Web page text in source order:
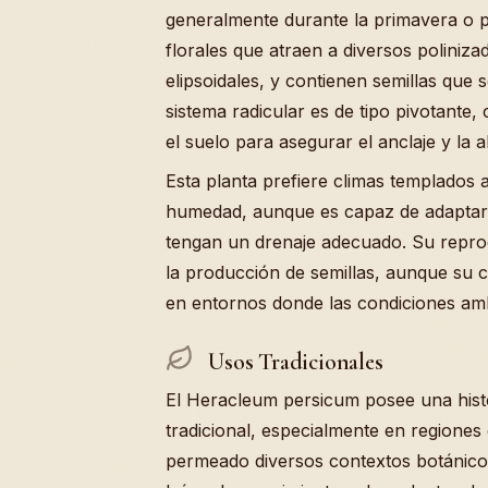
generalmente durante la primavera o
florales que atraen a diversos
elipsoidales, y contienen semillas que
sistema radicular es de tipo
el suelo para asegurar el anclaje y la
Esta planta prefiere climas templados
humedad, aunque es capaz de
tengan un drenaje adecuado. Su
la producción de semillas, aunque su
en entornos donde las condiciones
Usos Tradicionales
El Heracleum persicum posee una
tradicional, especialmente en
permeado diversos contextos